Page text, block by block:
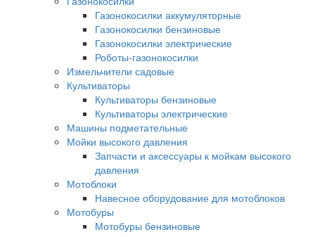
Газонокосилки аккумуляторные
Газонокосилки бензиновые
Газонокосилки электрические
Роботы-газонокосилки
Измельчители садовые
Культиваторы
Культиваторы бензиновые
Культиваторы электрические
Машины подметательные
Мойки высокого давления
Запчасти и аксессуары к мойкам высокого
давления
Мотоблоки
Навесное оборудование для мотоблоков
Мотобуры
Мотобуры бензиновые